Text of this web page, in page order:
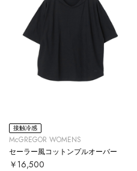
接触冷感
McGREGOR WOMENS
セーラー風コットンプルオーバー
￥16,500